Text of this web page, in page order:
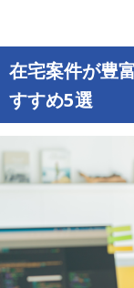
在宅案件が豊
すすめ5選